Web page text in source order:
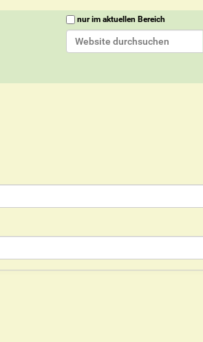
Website durchsuchen
nur im aktuellen Bereich